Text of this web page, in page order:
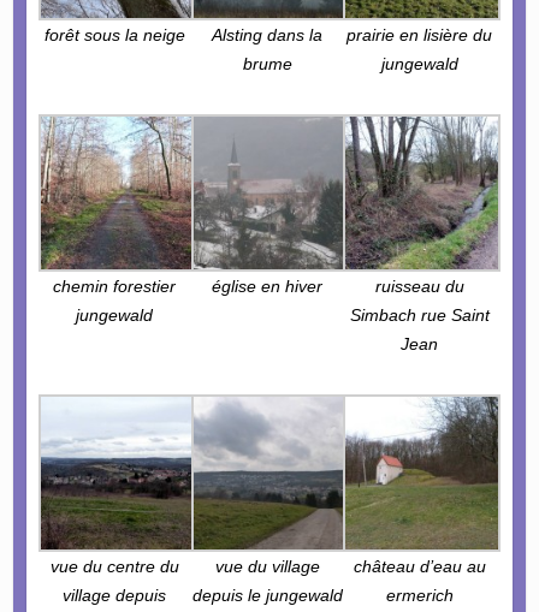
forêt sous la neige
Alsting dans la
brume
prairie en lisière du
jungewald
chemin forestier
jungewald
église en hiver
ruisseau du
Simbach rue Saint
Jean
vue du centre du
village depuis
vue du village
depuis le jungewald
château d’eau au
ermerich